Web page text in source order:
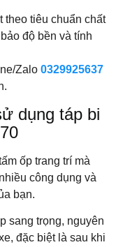
theo tiêu chuẩn chất
độ bền và tính
Zalo 0329925637
dụng táp bi
ốp trang trí mà
công dụng và
bạn.
sang trọng, nguyên
đặc biệt là sau khi